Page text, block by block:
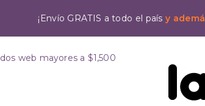
¡Envío GRATIS a todo el paísy
web mayores a $1,500